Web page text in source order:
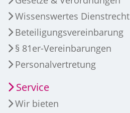
Wissenswertes Dienstrecht
Beteiligungsvereinbarung
§ 81er-Vereinbarungen
Personalvertretung
Service
Wir bieten